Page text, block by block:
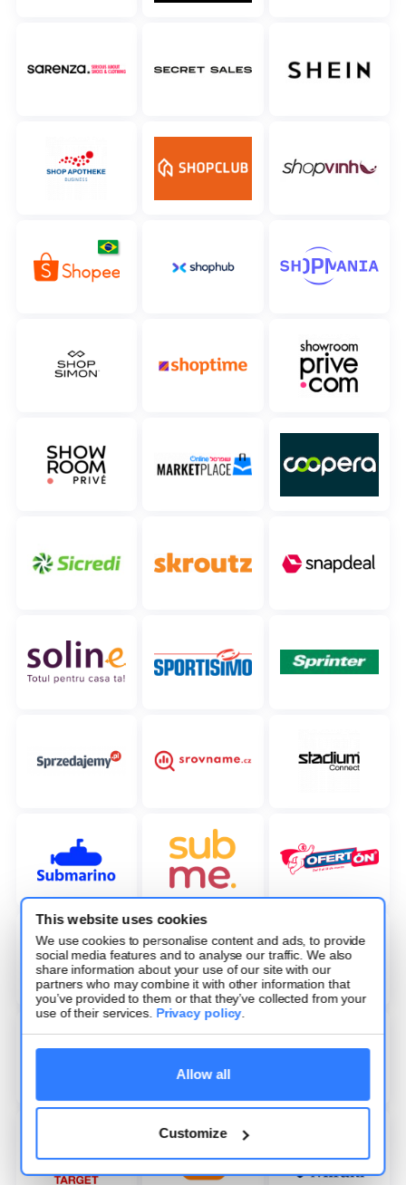
This website uses cookies
We use cookies to personalise content and ads, to provide
social media features and to analyse our traffic. We also
share information about your use of our site with our
partners who may combine it with other information that
you’ve provided to them or that they’ve collected from your
use of their services. Privacy policy.
Allow all
Customize